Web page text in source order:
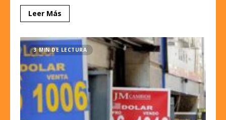
Leer Más
3 MIN DE LECTURA